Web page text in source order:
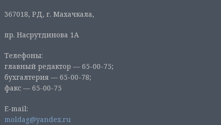
367018, РД, г. Махачкала,
пр. Насрутдинова 1А
Телефоны:
главный редактор — 65-00-75;
бухгалтерия — 65-00-78;
факс — 65-00-75
E-mail:
moldag@yandex.ru